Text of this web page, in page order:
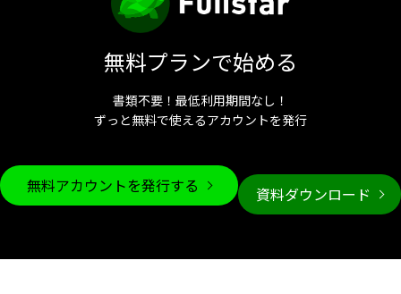
無料プランで始める
書類不要！最低利用期間なし！
ずっと無料で使えるアカウントを発行
無料アカウントを発行する 資料ダウンロード